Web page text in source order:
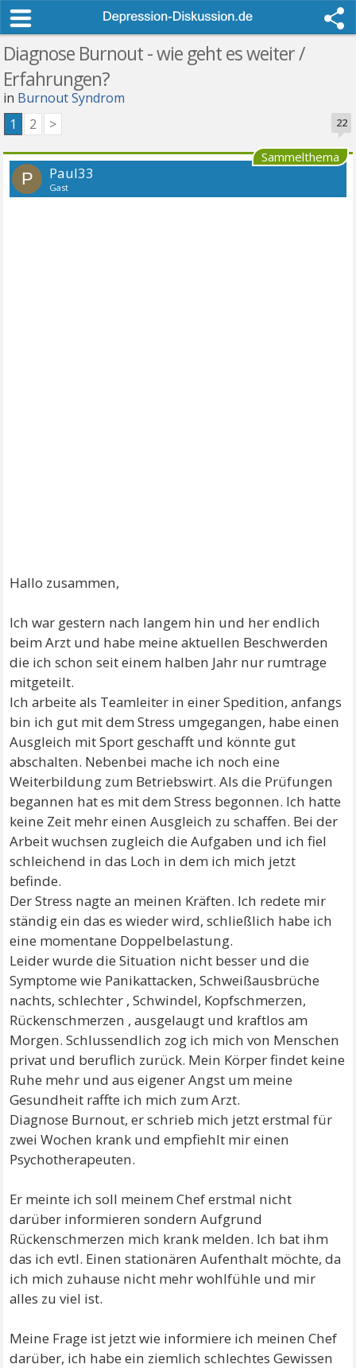
Diagnose Burnout - wie geht es weiter /
Erfahrungen?
in Burnout Syndrom
22
1 2 >
Sammelthema
P Paul33
Gast
Hallo zusammen,
Ich war gestern nach langem hin und her endlich
beim Arzt und habe meine aktuellen Beschwerden
die ich schon seit einem halben Jahr nur rumtrage
mitgeteilt.
Ich arbeite als Teamleiter in einer Spedition, anfangs
bin ich gut mit dem Stress umgegangen, habe einen
Ausgleich mit Sport geschafft und könnte gut
abschalten. Nebenbei mache ich noch eine
Weiterbildung zum Betriebswirt. Als die Prüfungen
begannen hat es mit dem Stress begonnen. Ich hatte
keine Zeit mehr einen Ausgleich zu schaffen. Bei der
Arbeit wuchsen zugleich die Aufgaben und ich fiel
schleichend in das Loch in dem ich mich jetzt
befinde.
Der Stress nagte an meinen Kräften. Ich redete mir
ständig ein das es wieder wird, schließlich habe ich
eine momentane Doppelbelastung.
Leider wurde die Situation nicht besser und die
Symptome wie Panikattacken, Schweißausbrüche
nachts, schlechter , Schwindel, Kopfschmerzen,
Rückenschmerzen , ausgelaugt und kraftlos am
Morgen. Schlussendlich zog ich mich von Menschen
privat und beruflich zurück. Mein Körper findet keine
Ruhe mehr und aus eigener Angst um meine
Gesundheit raffte ich mich zum Arzt.
Diagnose Burnout, er schrieb mich jetzt erstmal für
zwei Wochen krank und empfiehlt mir einen
Psychotherapeuten.
Er meinte ich soll meinem Chef erstmal nicht
darüber informieren sondern Aufgrund
Rückenschmerzen mich krank melden. Ich bat ihm
das ich evtl. Einen stationären Aufenthalt möchte, da
ich mich zuhause nicht mehr wohlfühle und mir
alles zu viel ist.
Meine Frage ist jetzt wie informiere ich meinen Chef
darüber, ich habe ein ziemlich schlechtes Gewissen